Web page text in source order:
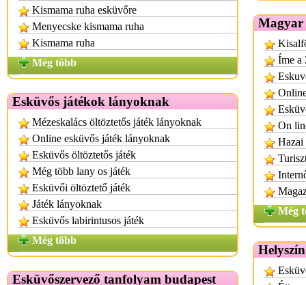
Kismama ruha esküvőre
Menyecske kismama ruha
Kismama ruha
Még több
Esküvős játékok lányoknak
Mézeskalács öltöztetős játék lányoknak
Online esküvős játék lányoknak
Esküvős öltöztetős játék
Még több lany os játék
Esküvői öltöztető játék
Játék lányoknak
Esküvős labirintusos játék
Még több
Esküvőszervező tanfolyam budapest
Magyar
Íme a
On
Hazai
Még